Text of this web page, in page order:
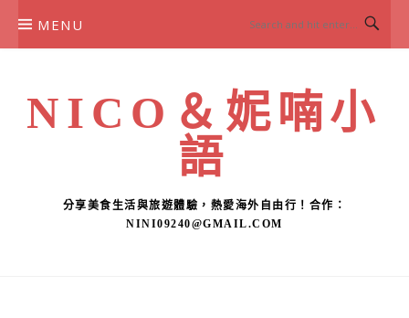
MENU
NICO＆妮喃小
語
分享美食生活與旅遊體驗，熱愛海外自由行！合作：
NINI09240@GMAIL.COM